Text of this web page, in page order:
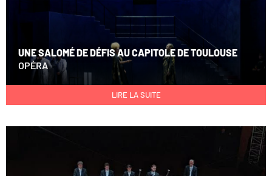
UNE SALOMÉ DE DÉFIS AU CAPITOLE DE TOULOUSE
OPÉRA
LIRE LA SUITE